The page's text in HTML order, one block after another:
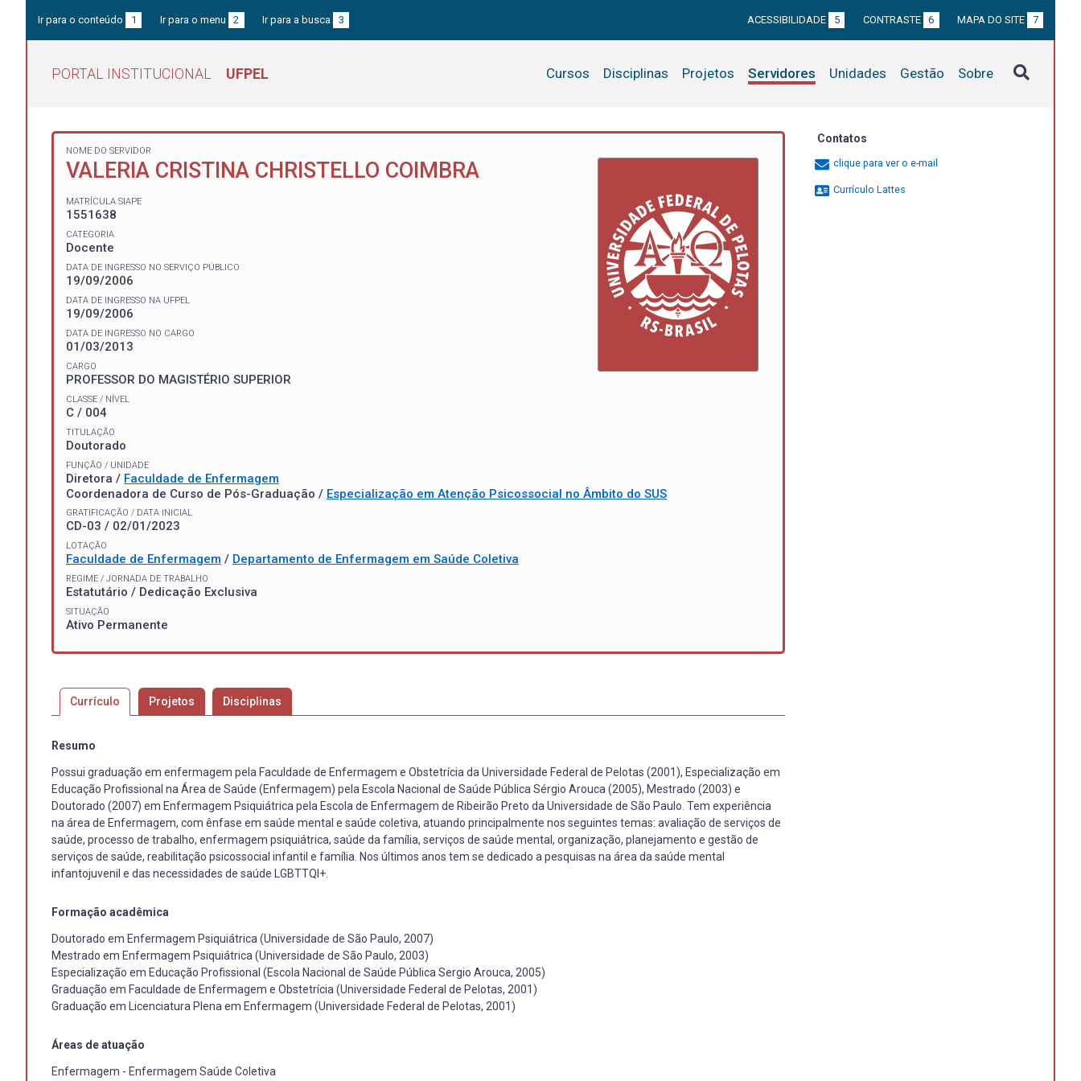
Ir para o conteúdo 1 Ir para o menu 2 Ir para a busca 3 ACESSIBILIDADE 5 CONTRASTE 6 MAPA DO SITE 7
PORTAL INSTITUCIONAL UFPEL Cursos Disciplinas Projetos Servidores Unidades Gestão Sobre
NOME DO SERVIDOR
VALERIA CRISTINA CHRISTELLO COIMBRA
MATRÍCULA SIAPE
1551638
CATEGORIA
Docente
DATA DE INGRESSO NO SERVIÇO PÚBLICO
19/09/2006
DATA DE INGRESSO NA UFPEL
19/09/2006
DATA DE INGRESSO NO CARGO
01/03/2013
CARGO
PROFESSOR DO MAGISTÉRIO SUPERIOR
CLASSE / NÍVEL
C / 004
TITULAÇÃO
Doutorado
FUNÇÃO / UNIDADE
Diretora / Faculdade de Enfermagem
Coordenadora de Curso de Pós-Graduação / Especialização em Atenção Psicossocial no Âmbito do SUS
GRATIFICAÇÃO / DATA INICIAL
CD-03 / 02/01/2023
LOTAÇÃO
Faculdade de Enfermagem / Departamento de Enfermagem em Saúde Coletiva
REGIME / JORNADA DE TRABALHO
Estatutário / Dedicação Exclusiva
SITUAÇÃO
Ativo Permanente
Currículo Projetos Disciplinas
Resumo
Possui graduação em enfermagem pela Faculdade de Enfermagem e Obstetrícia da Universidade Federal de Pelotas (2001), Especialização em
Educação Profissional na Área de Saúde (Enfermagem) pela Escola Nacional de Saúde Pública Sérgio Arouca (2005), Mestrado (2003) e
Doutorado (2007) em Enfermagem Psiquiátrica pela Escola de Enfermagem de Ribeirão Preto da Universidade de São Paulo. Tem experiência
na área de Enfermagem, com ênfase em saúde mental e saúde coletiva, atuando principalmente nos seguintes temas: avaliação de serviços de
saúde, processo de trabalho, enfermagem psiquiátrica, saúde da família, serviços de saúde mental, organização, planejamento e gestão de
serviços de saúde, reabilitação psicossocial infantil e família. Nos últimos anos tem se dedicado a pesquisas na área da saúde mental
infantojuvenil e das necessidades de saúde LGBTTQI+.
Formação acadêmica
Doutorado em Enfermagem Psiquiátrica (Universidade de São Paulo, 2007)
Mestrado em Enfermagem Psiquiátrica (Universidade de São Paulo, 2003)
Especialização em Educação Profissional (Escola Nacional de Saúde Pública Sergio Arouca, 2005)
Graduação em Faculdade de Enfermagem e Obstetrícia (Universidade Federal de Pelotas, 2001)
Graduação em Licenciatura Plena em Enfermagem (Universidade Federal de Pelotas, 2001)
Áreas de atuação
Enfermagem - Enfermagem Saúde Coletiva
Contatos
clique para ver o e-mail
Currículo Lattes